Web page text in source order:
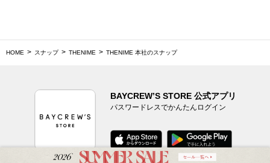
HOME スナップ THENIME THENIME 本社のスナップ
BAYCREW’S STORE 公式アプリ
パスワードレスでかんたんログイン